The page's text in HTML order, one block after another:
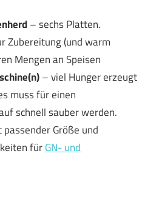
– sechs Platten.
Zubereitung (und warm
Mengen an Speisen
– viel Hunger erzeugt
muss für einen
schnell sauber werden.
Größe und
fürGN- und